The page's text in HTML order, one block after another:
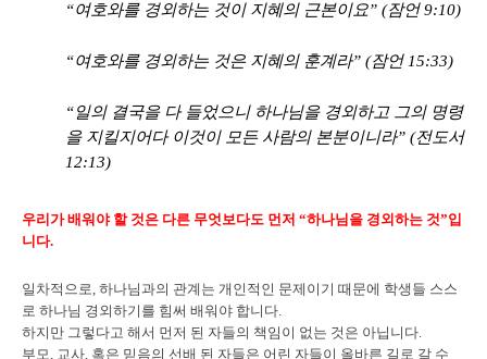
“여호와를 경외하는 것이 지혜의 근본이요” (잠언 9:10)
“여호와를 경외하는 것은 지혜의 훈계라” (잠언 15:33)
“일의 결국을 다 들었으니 하나님을 경외하고 그의 명령
을 지킬지어다 이것이 모든 사람의 본분이니라” (전도서
12:13)
우리가 배워야 할 것은 다른 무엇보다도 먼저 “하나님을 경외하는 것”입
니다.
일차적으로, 하나님과의 관계는 개인적인 문제이기 때문에 학생들 스스
로 하나님 경외하기를 힘써 배워야 합니다.
하지만 그렇다고 해서 먼저 된 자들의 책임이 없는 것은 아닙니다.
부모, 교사, 혹은 믿음의 선배 된 자들은 어린 자들이 올바른 길로 갈 수